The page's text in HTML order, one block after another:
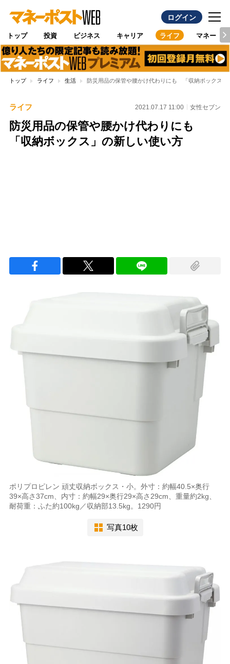
ログイン
トップ 投資 ビジネス キャリア ライフ マネー
トップ ライフ 生活 防災用品の保管や腰かけ代わりにも 「収納ボックス」
ライフ 2021.07.17 11:00 女性セブン
防災用品の保管や腰かけ代わりにも
「収納ボックス」の新しい使い方
ポリプロピレン 頑丈収納ボックス・小。外寸：約幅40.5×奥行
39×高さ37cm、内寸：約幅29×奥行29×高さ29cm、重量約2kg、
耐荷重：ふた約100kg／収納部13.5kg。1290円
写真10枚